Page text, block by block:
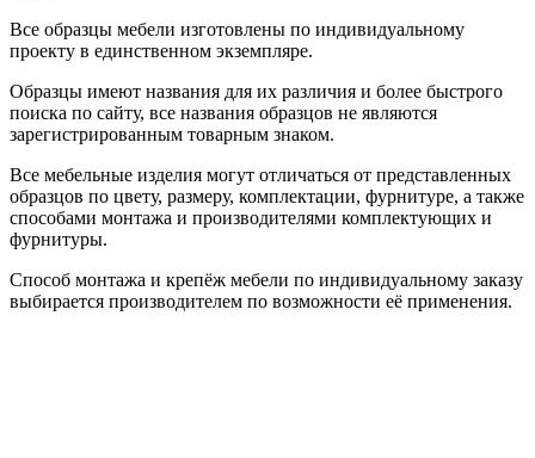
Все образцы мебели изготовлены по индивидуальному
проекту в единственном экземпляре.
Образцы имеют названия для их различия и более быстрого
поиска по сайту, все названия образцов не являются
зарегистрированным товарным знаком.
Все мебельные изделия могут отличаться от представленных
образцов по цвету, размеру, комплектации, фурнитуре, а также
способами монтажа и производителями комплектующих и
фурнитуры.
Способ монтажа и крепёж мебели по индивидуальному заказу
выбирается производителем по возможности её применения.